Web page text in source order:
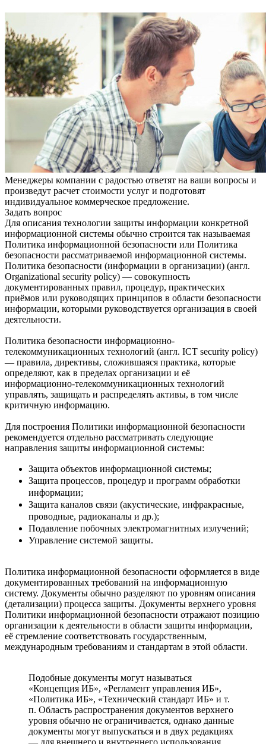
Менеджеры компании с радостью ответят на ваши вопросы и
произведут расчет стоимости услуг и подготовят
индивидуальное коммерческое предложение.
Задать вопрос
Для описания технологии защиты информации конкретной
информационной системы обычно строится так называемая
Политика информационной безопасности или Политика
безопасности рассматриваемой информационной системы.
Политика безопасности (информации в организации) (англ.
Organizational security policy) — совокупность
документированных правил, процедур, практических
приёмов или руководящих принципов в области безопасности
информации, которыми руководствуется организация в своей
деятельности.
Политика безопасности информационно-
телекоммуникационных технологий (англ. ІСТ security policy)
— правила, директивы, сложившаяся практика, которые
определяют, как в пределах организации и её
информационно-телекоммуникационных технологий
управлять, защищать и распределять активы, в том числе
критичную информацию.
Для построения Политики информационной безопасности
рекомендуется отдельно рассматривать следующие
направления защиты информационной системы:
Защита объектов информационной системы;
Защита процессов, процедур и программ обработки
информации;
Защита каналов связи (акустические, инфракрасные,
проводные, радиоканалы и др.);
Подавление побочных электромагнитных излучений;
Управление системой защиты.
Политика информационной безопасности оформляется в виде
документированных требований на информационную
систему. Документы обычно разделяют по уровням описания
(детализации) процесса защиты. Документы верхнего уровня
Политики информационной безопасности отражают позицию
организации к деятельности в области защиты информации,
её стремление соответствовать государственным,
международным требованиям и стандартам в этой области.
Подобные документы могут называться
«Концепция ИБ», «Регламент управления ИБ»,
«Политика ИБ», «Технический стандарт ИБ» и т.
п. Область распространения документов верхнего
уровня обычно не ограничивается, однако данные
документы могут выпускаться и в двух редакциях
— для внешнего и внутреннего использования.